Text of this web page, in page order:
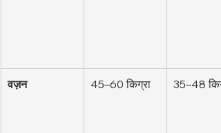
वज़न 45–60 किग्रा 35–48